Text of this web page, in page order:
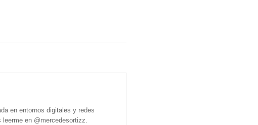
en entornos digitales y redes
en @mercedesortizz.